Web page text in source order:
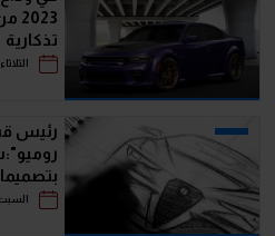
تذكارية
الثلاثاء 16 أغسطس 2022
رئيس
السبت 13 أغسطس